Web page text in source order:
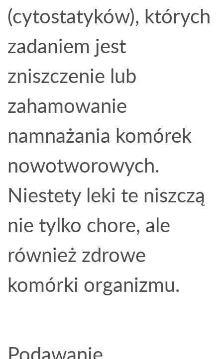
(cytostatyków), których
zadaniem jest
zniszczenie lub
zahamowanie
namnażania komórek
nowotworowych.
Niestety leki te niszczą
nie tylko chore, ale
również zdrowe
komórki organizmu.